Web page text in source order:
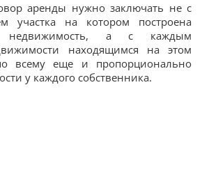
аренды нужно заключать не с
участка на котором построена
недвижимость, а с каждым
находящимся на этом
всему еще и пропорционально
у каждого собственника.